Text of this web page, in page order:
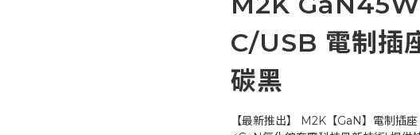
C/USB 電制插
碳黑
【最新推出】 M2K【GaN】電制插座